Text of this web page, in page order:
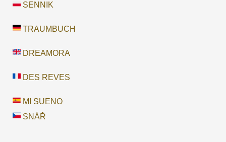
SENNIK
TRAUMBUCH
DREAMORA
DES REVES
MI SUENO
SNÁŘ